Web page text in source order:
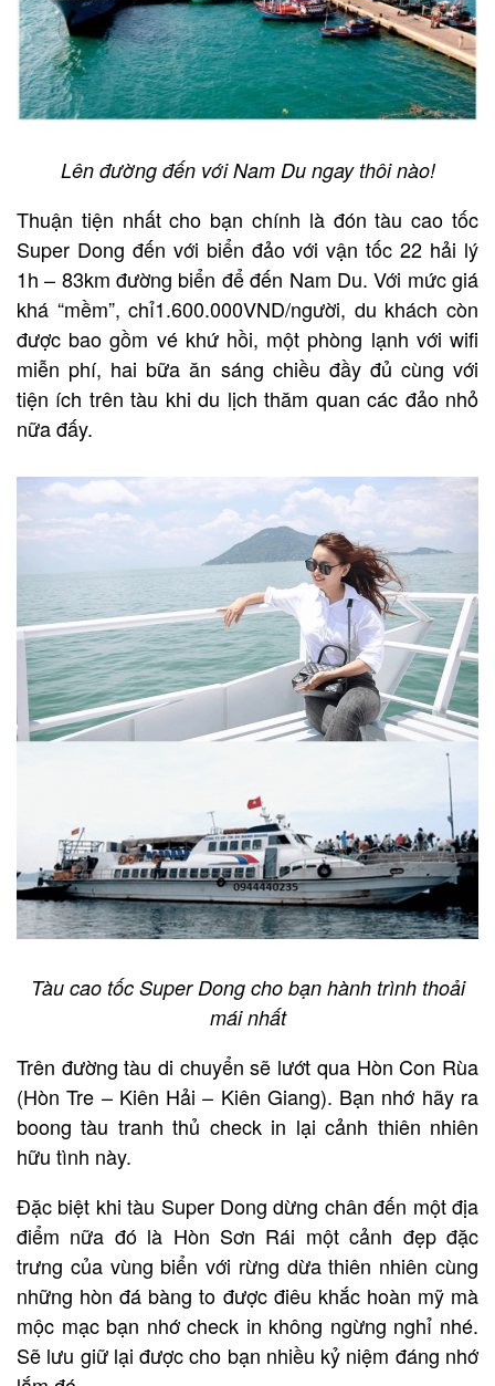
Lên đường đến với Nam Du ngay thôi nào!
Thuận tiện nhất cho bạn chính là đón tàu cao tốc
Super Dong đến với biển đảo với vận tốc 22 hải lý
1h – 83km đường biển để đến Nam Du. Với mức giá
khá “mềm”, chỉ1.600.000VND/người, du khách còn
được bao gồm vé khứ hồi, một phòng lạnh với wifi
miễn phí, hai bữa ăn sáng chiều đầy đủ cùng với
tiện ích trên tàu khi du lịch thăm quan các đảo nhỏ
nữa đấy.
Tàu cao tốc Super Dong cho bạn hành trình thoải
mái nhất
Trên đường tàu di chuyển sẽ lướt qua Hòn Con Rùa
(Hòn Tre – Kiên Hải – Kiên Giang). Bạn nhớ hãy ra
boong tàu tranh thủ check in lại cảnh thiên nhiên
hữu tình này.
Đặc biệt khi tàu Super Dong dừng chân đến một địa
điểm nữa đó là Hòn Sơn Rái một cảnh đẹp đặc
trưng của vùng biển với rừng dừa thiên nhiên cùng
những hòn đá bàng to được điêu khắc hoàn mỹ mà
mộc mạc bạn nhớ check in không ngừng nghỉ nhé.
Sẽ lưu giữ lại được cho bạn nhiều kỷ niệm đáng nhớ